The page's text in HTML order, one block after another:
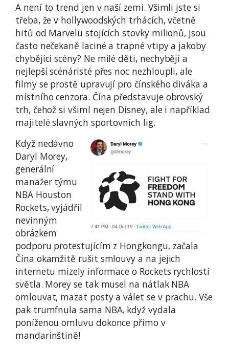
A není to trend jen v naší zemi. Všimli jste si
třeba, že v hollywoodských trhácích, včetně
hitů od Marvelu stojících stovky milionů, jsou
často nečekaně laciné a trapné vtipy a jakoby
chybějící scény? Ne milé děti, nechybějí a
nejlepší scénáristé přes noc nezhloupli, ale
filmy se prostě upravují pro čínského diváka a
místního cenzora. Čína představuje obrovský
trh, čehož si všiml nejen Disney, ale i například
majitelé slavných sportovních lig.
Když nedávno
Daryl Morey,
generální
manažer týmu
NBA Houston
Rockets, vyjádřil
nevinným
obrázkem
podporu protestujícím z Hongkongu, začala
Čína okamžitě rušit smlouvy a na jejich
internetu mizely informace o Rockets rychlostí
světla. Morey se tak musel na nátlak NBA
omlouvat, mazat posty a válet se v prachu. Vše
pak trumfnula sama NBA, když vydala
poníženou omluvu dokonce přímo v
mandarínštině!